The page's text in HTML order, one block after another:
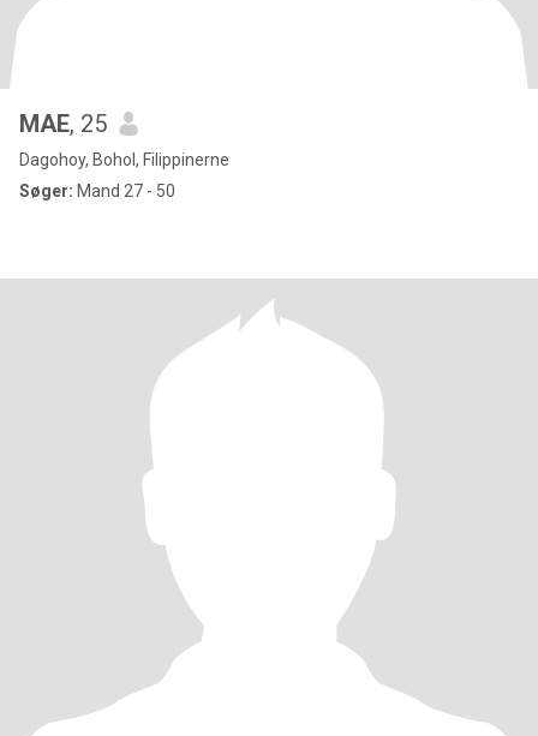
MAE, 25
Dagohoy, Bohol, Filippinerne
Søger: Mand 27 - 50